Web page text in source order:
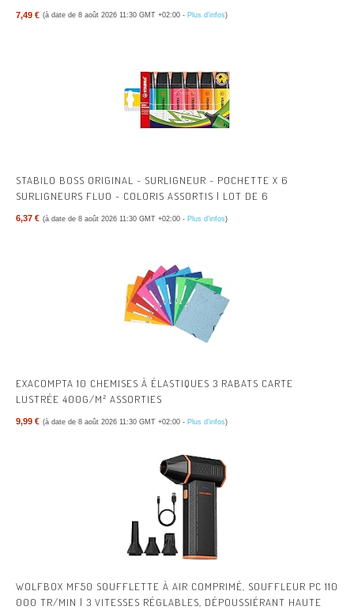
7,49 € (à date de 8 août 2026 11:30 GMT +02:00 - Plus d’infos)
STABILO BOSS ORIGINAL - SURLIGNEUR - POCHETTE X 6
SURLIGNEURS FLUO - COLORIS ASSORTIS | LOT DE 6
6,37 € (à date de 8 août 2026 11:30 GMT +02:00 - Plus d’infos)
EXACOMPTA 10 CHEMISES À ÉLASTIQUES 3 RABATS CARTE
LUSTRÉE 400G/M² ASSORTIES
9,99 € (à date de 8 août 2026 11:30 GMT +02:00 - Plus d’infos)
WOLFBOX MF50 SOUFFLETTE À AIR COMPRIMÉ, SOUFFLEUR PC 110
000 TR/MIN | 3 VITESSES RÉGLABLES, DÉPOUSSIÉRANT HAUTE